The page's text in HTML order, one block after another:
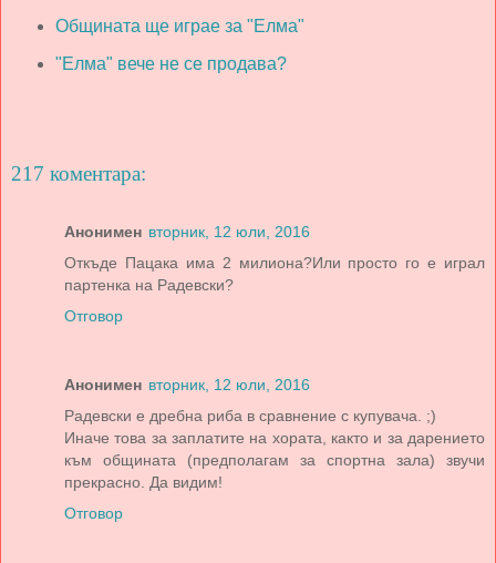
Общината ще играе за "Елма"
"Елма" вече не се продава?
217 коментара:
Анонимен вторник, 12 юли, 2016
Откъде Пацака има 2 милиона?Или просто го е играл
партенка на Радевски?
Отговор
Анонимен вторник, 12 юли, 2016
Радевски е дребна риба в сравнение с купувача. ;)
Иначе това за заплатите на хората, както и за дарението
към общината (предполагам за спортна зала) звучи
прекрасно. Да видим!
Отговор